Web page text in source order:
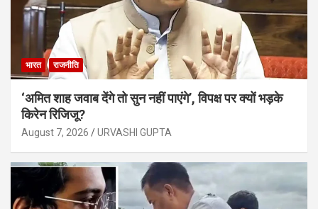
भारत राजनीति
‘अमित शाह जवाब देंगे तो सुन नहीं पाएंगे’, विपक्ष पर क्यों भड़के
किरेन रिजिजू?
August 7, 2026 URVASHI GUPTA